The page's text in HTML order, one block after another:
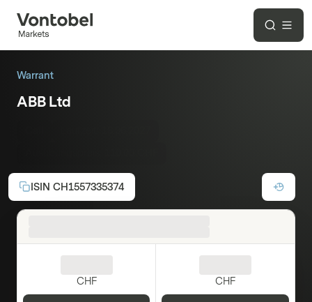
Warrant
ABB Ltd
ISIN CH1557335374
CHF CHF